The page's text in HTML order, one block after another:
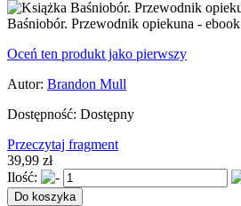
Baśniobór. Przewodnik opiekuna - ebook
Oceń ten produkt jako pierwszy
Autor: Brandon Mull
Dostępność: Dostępny
Przeczytaj fragment
39,99 zł
Ilość:
Do koszyka